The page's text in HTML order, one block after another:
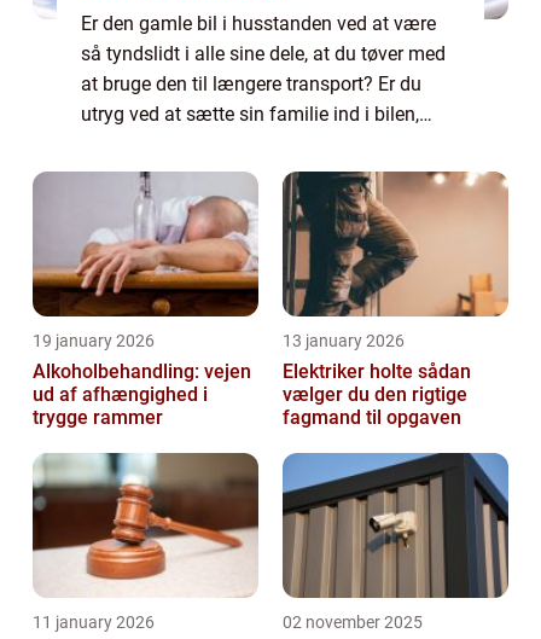
Er den gamle bil i husstanden ved at være
så tyndslidt i alle sine dele, at du tøver med
at bruge den til længere transport? Er du
utryg ved at sætte sin familie ind i bilen,
19 january 2026
Alkoholbehandling: vejen
ud af afhængighed i
trygge rammer
13 january 2026
Elektriker holte sådan
vælger du den rigtige
fagmand til opgaven
11 january 2026 02 november 2025